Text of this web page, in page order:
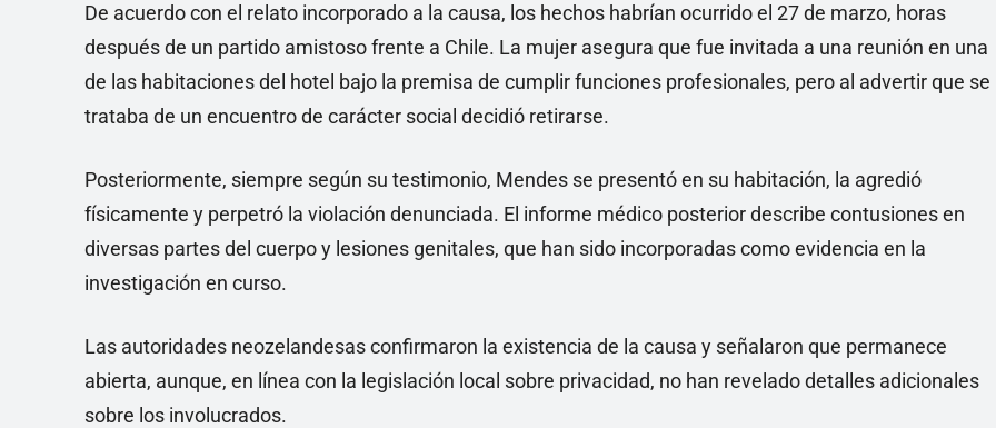
De acuerdo con el relato incorporado a la causa, los hechos habrían ocurrido el 27 de marzo, horas
después de un partido amistoso frente a Chile. La mujer asegura que fue invitada a una reunión en una
de las habitaciones del hotel bajo la premisa de cumplir funciones profesionales, pero al advertir que se
trataba de un encuentro de carácter social decidió retirarse.
Posteriormente, siempre según su testimonio, Mendes se presentó en su habitación, la agredió
físicamente y perpetró la violación denunciada. El informe médico posterior describe contusiones en
diversas partes del cuerpo y lesiones genitales, que han sido incorporadas como evidencia en la
investigación en curso.
Las autoridades neozelandesas confirmaron la existencia de la causa y señalaron que permanece
abierta, aunque, en línea con la legislación local sobre privacidad, no han revelado detalles adicionales
sobre los involucrados.